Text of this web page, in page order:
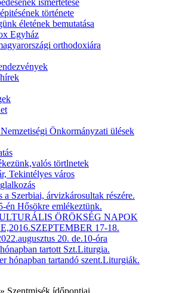
története
életének bemutatása
Egyház
orthodoxiára
Önkormányzati ülések
törtlnetek
Tekintélyes város
a Szerbiai, árvizkárosultak részére.
én Hősökre emlékeztünk.
ÖRÖKSÉG NAPOK
17-18.
20. de.10-óra
tartott Szt.Liturgia.
hónapban tartandó szent.Liturgiák.
» Szentmisék ídőpontjai